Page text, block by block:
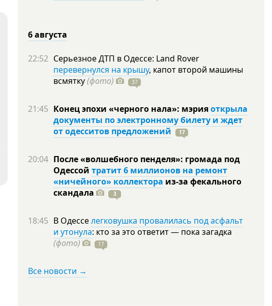
6 августа
22:52 Серьезное ДТП в Одессе: Land Rover
перевернулся на крышу, капот второй машины
всмятку(фото) 37
21:45 Конец эпохи «черного нала»: мэрияоткрыла
документы по электронному билету и ждет
от одесситов предложений
17
20:04 После «волшебного пенделя»: громада под
Одессой тратит 6 миллионов на ремонт
«ничейного» коллектора из-за фекального
скандала
3
18:45 В Одесселегковушка провалилась под асфальт
и утонула: кто за это ответит — пока загадка
(фото)
17
Все новости →